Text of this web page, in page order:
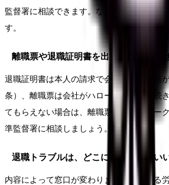
監督署に相談できます。なお退職金は就業
す。
離職票や退職証明書を出してもらえませ
退職証明書は本人の請求で会社に交付義務
条）、離職票は会社がハローワークに手続
てもらえない場合は、離職票はハローワー
準監督署に相談しましょう。
退職トラブルは、どこに相談すればい
内容によって窓口が変わります。あらゆる